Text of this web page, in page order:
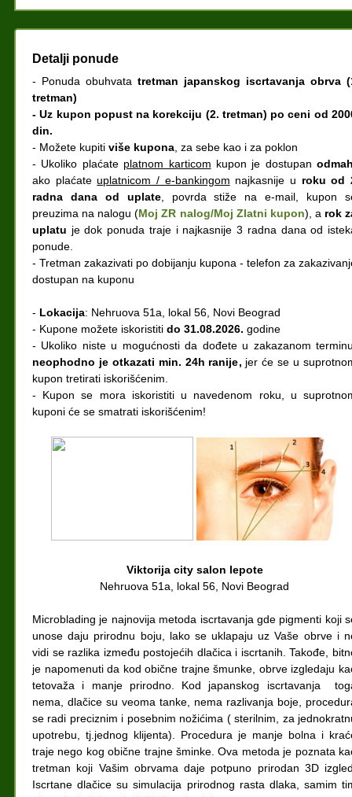
Detalji ponude
- Ponuda obuhvata tretman japanskog iscrtavanja obrva
tretman)
- Uz kupon popust na korekciju (2. tretman) po ceni od
din.
- Možete kupiti više kupona , za sebe kao i za poklon
- Ukoliko plaćate platnom karticom kupon je dostupan
ako plaćateuplatnicom / e-bankingom najkasnije u roku od
radna dana od uplate, povrda stiže na e-mail, kupon
preuzima na nalogu (Moj ZR nalog/Moj Zlatni kupon), a rok
uplatu je dok ponuda traje i najkasnije 3 radna dana od
ponude.
- Tretman zakazivati po dobijanju kupona - telefon za
dostupan na kuponu
- Lokacija: Nehruova 51a, lokal 56, Novi Beograd
- Kupone možete iskoristiti do 31.08.2026. godine
- Ukoliko niste u mogućnosti da dođete u zakazanom
neophodno je otkazati min. 24h ranije, jer će se u
kupon tretirati iskorišćenim.
- Kupon se mora iskoristiti u navedenom roku, u
kuponi će se smatrati iskorišćenim!
Viktorija city salon lepote
Nehruova 51a, lokal 56, Novi Beograd
Microblading je najnovija metoda iscrtavanja gde pigmenti koji
unose daju prirodnu boju, lako se uklapaju uz Vaše obrve i
vidi se razlika između postojećih dlačica i iscrtanih. Takođe,
je napomenuti da kod obične trajne šmunke, obrve izgledaju
tetovaža i manje prirodno. Kod japanskog iscrtavanja
nema, dlačice su veoma tanke, nema razlivanja boje,
se radi preciznim i posebnim nožićima ( sterilnim, za
upotrebu, tj.jednog klijenta). Procedura je manje bolna i
traje nego kog obične trajne šminke. Ova metoda je poznata
tretman koji Vašim obrvama daje potpuno prirodan 3D
Iscrtane dlačice su simulacija prirodnog rasta dlaka, samim